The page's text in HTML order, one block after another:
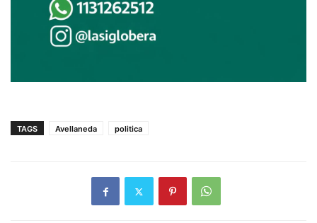
TAGS Avellaneda politica